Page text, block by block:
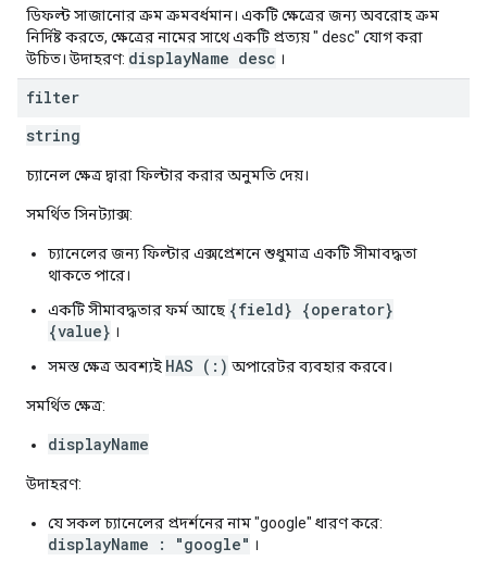
ডিফল্ট সাজানোর ক্রম ক্রমবর্ধমান। একটি ক্ষেত্রের জন্য অবরোহ ক্রম
নির্দিষ্ট করতে, ক্ষেত্রের নামের সাথে একটি প্রত্যয় " desc" যোগ করা
উচিত। উদাহরণ: displayName desc ।
filter
string
চ্যানেল ক্ষেত্র দ্বারা ফিল্টার করার অনুমতি দেয়।
সমর্থিত সিনট্যাক্স:
চ্যানেলের জন্য ফিল্টার এক্সপ্রেশনে শুধুমাত্র একটি সীমাবদ্ধতা
থাকতে পারে।
একটি সীমাবদ্ধতার ফর্ম আছে {field} {operator}
{value} ।
সমস্ত ক্ষেত্র অবশ্যই HAS (:) অপারেটর ব্যবহার করবে।
সমর্থিত ক্ষেত্র:
displayName
উদাহরণ:
যে সকল চ্যানেলের প্রদর্শনের নাম "google" ধারণ করে:
displayName : "google" ।